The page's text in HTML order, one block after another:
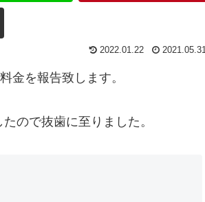
2022.01.22 2021.05.31
金を報告致します。
ので抜歯に至りました。